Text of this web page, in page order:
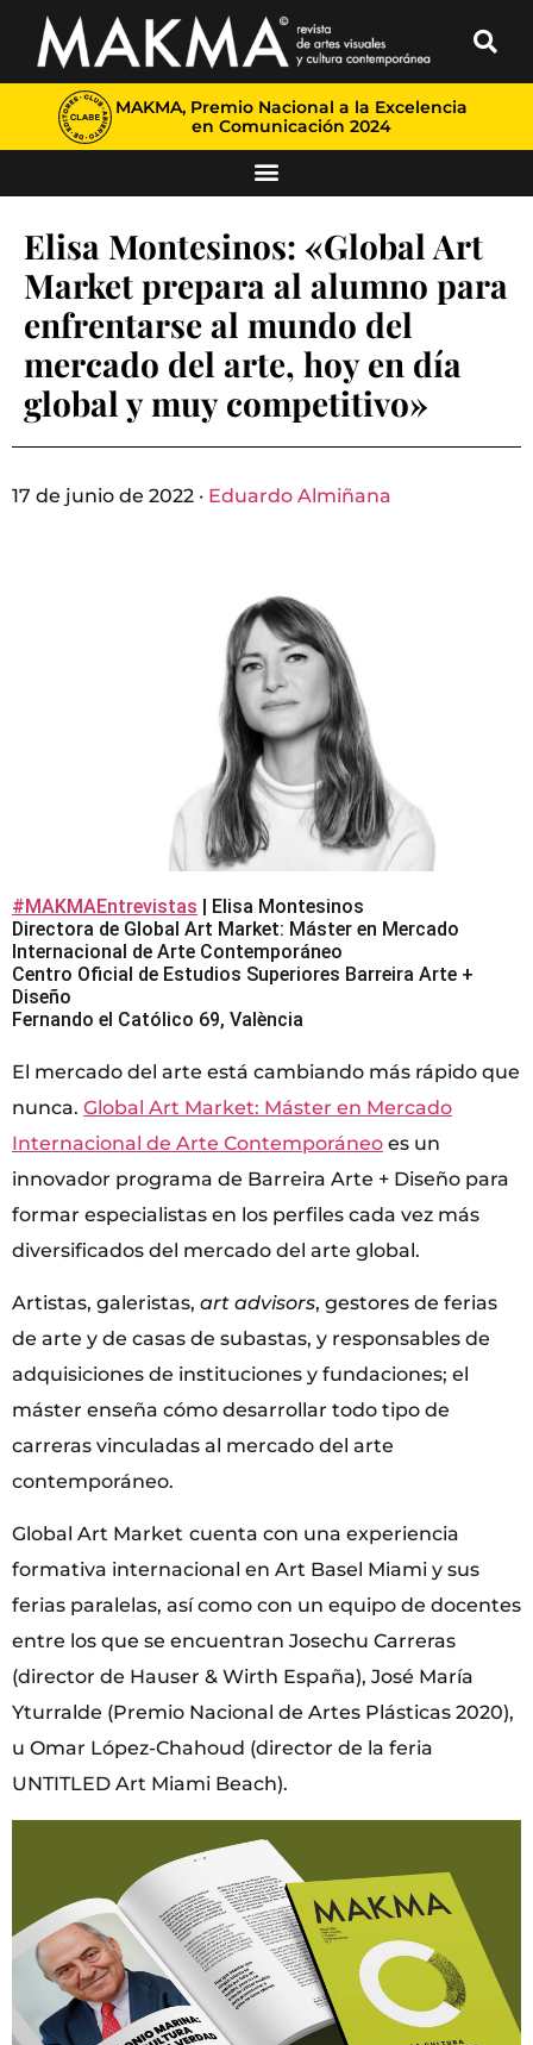
MAKMA, Premio Nacional a la Excelencia
en Comunicación 2024
Elisa Montesinos: «Global Art
Market prepara al alumno para
enfrentarse al mundo del
mercado del arte, hoy en día
global y muy competitivo»
17 de junio de 2022 · Eduardo Almiñana
#MAKMAEntrevistas | Elisa Montesinos
Directora de Global Art Market: Máster en Mercado
Internacional de Arte Contemporáneo
Centro Oficial de Estudios Superiores Barreira Arte +
Diseño
Fernando el Católico 69, València
El mercado del arte está cambiando más rápido que
nunca. Global Art Market: Máster en Mercado
Internacional de Arte Contemporáneo es un
innovador programa de Barreira Arte + Diseño para
formar especialistas en los perfiles cada vez más
diversificados del mercado del arte global.
Artistas, galeristas, art advisors, gestores de ferias
de arte y de casas de subastas, y responsables de
adquisiciones de instituciones y fundaciones; el
máster enseña cómo desarrollar todo tipo de
carreras vinculadas al mercado del arte
contemporáneo.
Global Art Market cuenta con una experiencia
formativa internacional en Art Basel Miami y sus
ferias paralelas, así como con un equipo de docentes
entre los que se encuentran Josechu Carreras
(director de Hauser & Wirth España), José María
Yturralde (Premio Nacional de Artes Plásticas 2020),
u Omar López-Chahoud (director de la feria
UNTITLED Art Miami Beach).